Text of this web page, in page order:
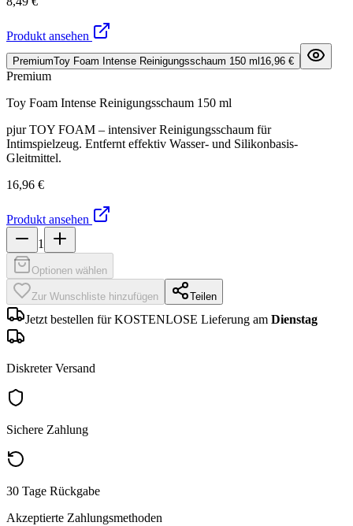
Produkt ansehen
PremiumToy Foam Intense Reinigungsschaum 150 ml 16,96 €
Premium
Toy Foam Intense Reinigungsschaum 150 ml
pjur TOY FOAM – intensiver Reinigungsschaum für
Intimspielzeug. Entfernt effektiv Wasser- und Silikonbasis-
Gleitmittel.
16,96 €
Produkt ansehen
1
Optionen wählen
Zur Wunschliste hinzufügen Teilen
Jetzt bestellen für KOSTENLOSE Lieferung am Dienstag
Diskreter Versand
Sichere Zahlung
30 Tage Rückgabe
Akzeptierte Zahlungsmethoden